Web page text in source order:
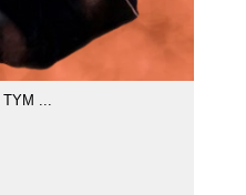
TYM ...